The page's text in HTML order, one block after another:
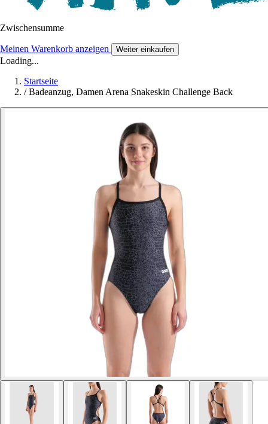
Zwischensumme
Meinen Warenkorb anzeigen Weiter einkaufen
Loading...
Startseite
/ Badeanzug, Damen Arena Snakeskin Challenge Back